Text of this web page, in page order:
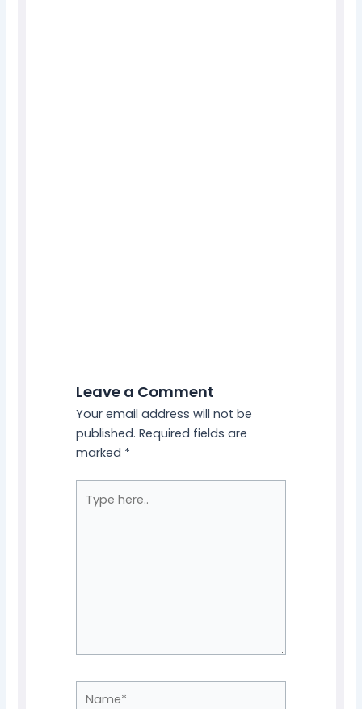
Leave a Comment
Your email address will not be
published. Required fields are
marked *
here..